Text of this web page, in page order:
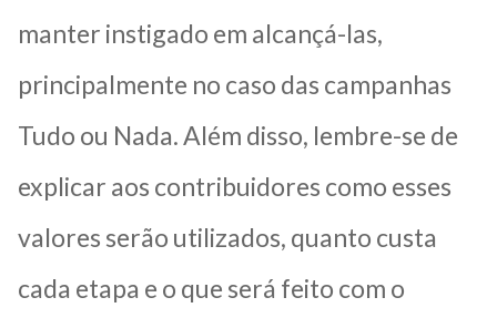
manter instigado em alcançá-las,
principalmente no caso das campanhas
Tudo ou Nada. Além disso, lembre-se de
explicar aos contribuidores como esses
valores serão utilizados, quanto custa
cada etapa e o que será feito com o